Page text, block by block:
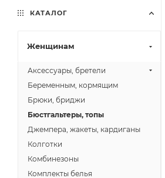
КАТАЛОГ
Женщинам
Аксессуары, бретели
Беременным, кормящим
Брюки, бриджи
Бюстгальтеры, топы
Джемпера, жакеты, кардиганы
Колготки
Комбинезоны
Комплекты белья